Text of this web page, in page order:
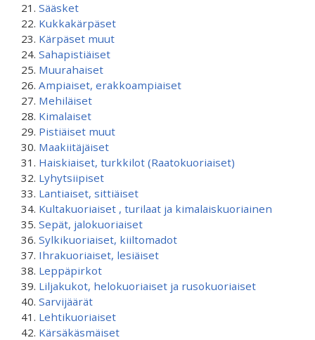
Sääsket
Kukkakärpäset
Kärpäset muut
Sahapistiäiset
Muurahaiset
Ampiaiset, erakkoampiaiset
Mehiläiset
Kimalaiset
Pistiäiset muut
Maakiitäjäiset
Haiskiaiset, turkkilot (Raatokuoriaiset)
Lyhytsiipiset
Lantiaiset, sittiäiset
Kultakuoriaiset , turilaat ja kimalaiskuoriainen
Sepät, jalokuoriaiset
Sylkikuoriaiset, kiiltomadot
Ihrakuoriaiset, lesiäiset
Leppäpirkot
Liljakukot, helokuoriaiset ja rusokuoriaiset
Sarvijäärät
Lehtikuoriaiset
Kärsäkäsmäiset